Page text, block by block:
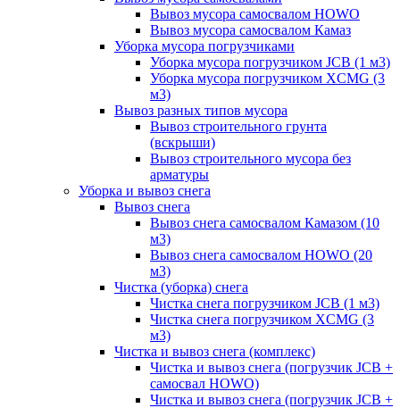
Вывоз мусора самосвалом HOWO
Вывоз мусора самосвалом Камаз
Уборка мусора погрузчиками
Уборка мусора погрузчиком JCB (1 м3)
Уборка мусора погрузчиком XCMG (3
м3)
Вывоз разных типов мусора
Вывоз строительного грунта
(вскрыши)
Вывоз строительного мусора без
арматуры
Уборка и вывоз снега
Вывоз снега
Вывоз снега самосвалом Камазом (10
м3)
Вывоз снега самосвалом HOWO (20
м3)
Чистка (уборка) снега
Чистка снега погрузчиком JCB (1 м3)
Чистка снега погрузчиком XCMG (3
м3)
Чистка и вывоз снега (комплекс)
Чистка и вывоз снега (погрузчик JCB +
самосвал HOWO)
Чистка и вывоз снега (погрузчик JCB +